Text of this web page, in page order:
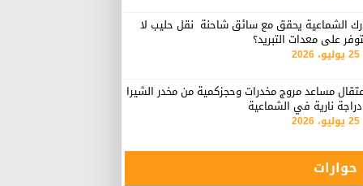
الشماعية يحقق مع سائق شاحنة نقل حليب لا
على معدات التبريد؟
25 يوليو، 2026
مساعد مروج مخدرات وحجزكمية من مخدر الشيرا
نارية في الشماعية
25 يوليو، 2026
حوارات